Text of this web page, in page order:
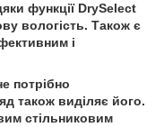
функції DrySelect
вологість. Також є
і
потрібно
також виділяє його.
стільниковим